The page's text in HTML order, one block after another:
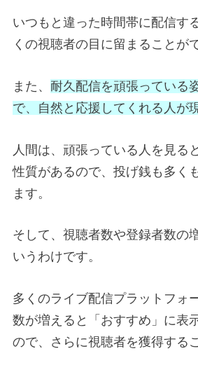
いつもと違った時間帯に配信す
くの視聴者の目に留まることが
また、 耐久配信を頑張っている
で、自然と応援してくれる人が
人間は、頑張っている人を見る
性質があるので、投げ銭も多く
ます。
そして、視聴者数や登録者数の
いうわけです。
多くのライブ配信プラットフォ
数が増えると「おすすめ」に表
ので、さらに視聴者を獲得する